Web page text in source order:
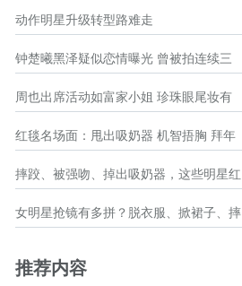
动作明星升级转型路难走
钟楚曦黑泽疑似恋情曝光 曾被拍连续三
周也出席活动如富家小姐 珍珠眼尾妆有
红毯名场面：甩出吸奶器 机智捂胸 拜年
摔跤、被强吻、掉出吸奶器，这些明星红
女明星抢镜有多拼？脱衣服、掀裙子、摔
推荐内容